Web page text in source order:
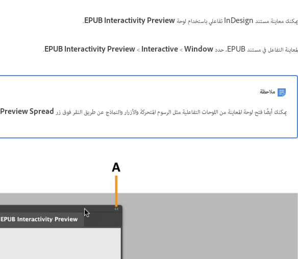
يمكنك معاينة مستند InDesign تفاعلي باستخدام لوحة EPUB Interactivity Preview
.
لمعاينة التفاعل في مستند EPUB، حدد Window
‏>
Interactive
‏>
EPUB Interactivity Preview
.
ملاحظة
يمكنك أيضًا فتح لوحة المعاينة من اللوحات التفاعلية مثل الرسوم المتحركة والأزرار والنماذج عن طريق النقر فوق زرPreview Spread